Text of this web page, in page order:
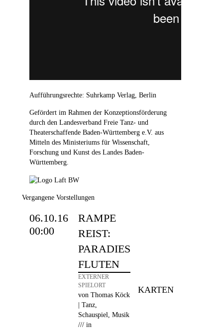
Aufführungsrechte: Suhrkamp Verlag, Berlin
Gefördert im Rahmen der Konzeptionsförderung
durch den Landesverband Freie Tanz- und
Theaterschaffende Baden-Württemberg e.V. aus
Mitteln des Ministeriums für Wissenschaft,
Forschung und Kunst des Landes Baden-
Württemberg.
Vergangene Vorstellungen
06.10.16
00:00
RAMPE
REIST:
PARADIES
FLUTEN
EXTERNER
SPIELORT
von Thomas Köck
| Tanz,
Schauspiel, Musik
/// in
KARTEN